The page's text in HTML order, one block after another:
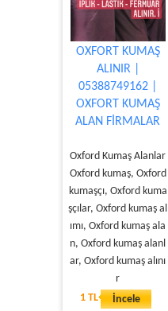
OXFORT KUMAŞ
ALINIR |
05388749162 |
OXFORT KUMAŞ
ALAN FİRMALAR
Oxford Kumaş Alanlar
Oxford kumaş, Oxford
kumaşçı, Oxford kuma
şçılar, Oxford kumaş al
ımı, Oxford kumaş ala
n, Oxford kumaş alanl
ar, Oxford kumaş alını
r
1 TL
İncele